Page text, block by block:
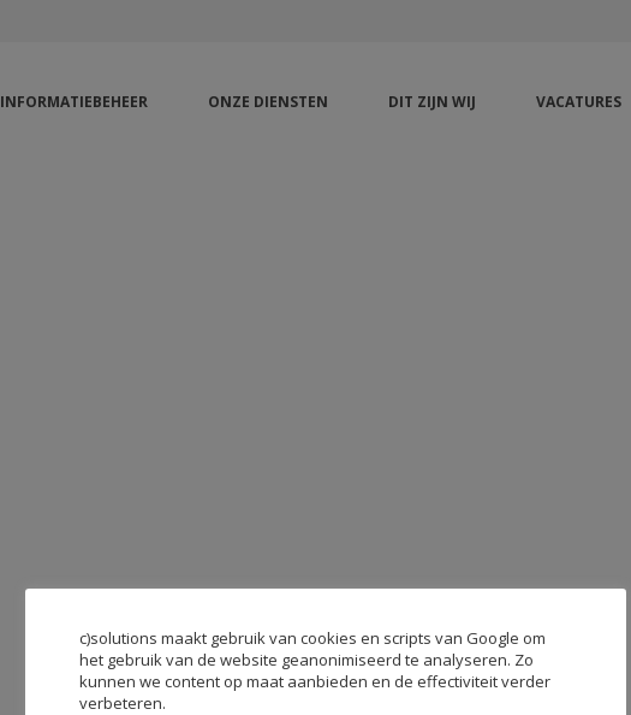
INFORMATIEBEHEER ONZE DIENSTEN DIT ZIJN WIJ VACATURES
c)solutions maakt gebruik van cookies en scripts van Google om
het gebruik van de website geanonimiseerd te analyseren. Zo
kunnen we content op maat aanbieden en de effectiviteit verder
verbeteren.